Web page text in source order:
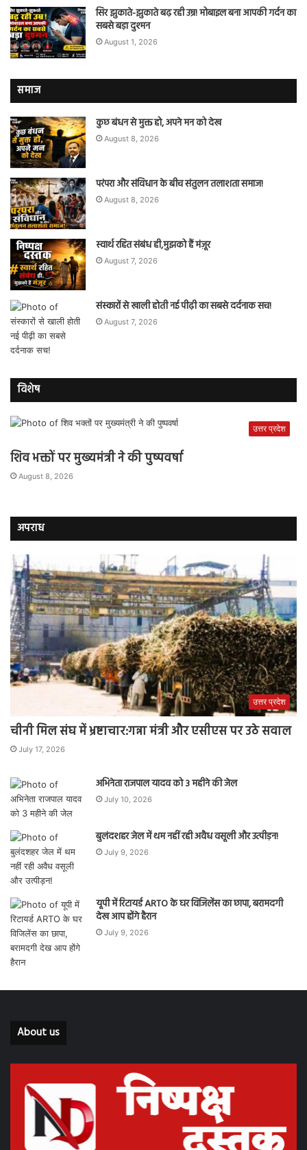
सिर झुकाते-झुकाते बढ़ रही उम्र! मोबाइल बना आपकी गर्दन का
सबसे बड़ा दुश्मन
August 1, 2026
समाज
कुछ बंधन से मुक्त हो, अपने मन को देख
August 8, 2026
परंपरा और संविधान के बीच संतुलन तलाशता समाज!
August 8, 2026
स्वार्थ रहित संबंध ही,मुझको हैं मंज़ूर
August 7, 2026
संस्कारों से खाली होती नई पीढ़ी का सबसे दर्दनाक सच!
August 7, 2026
विशेष
उत्तर प्रदेश
शिव भक्तों पर मुख्यमंत्री ने की पुष्पवर्षा
August 8, 2026
अपराध
उत्तर प्रदेश
चीनी मिल संघ में भ्रष्टाचार:गन्ना मंत्री और एसीएस पर उठे सवाल
July 17, 2026
अभिनेता राजपाल यादव को 3 महीने की जेल
July 10, 2026
बुलंदशहर जेल में थम नहीं रही अवैध वसूली और उत्पीड़न!
July 9, 2026
यूपी में रिटायर्ड ARTO के घर विजिलेंस का छापा, बरामदगी
देख आप होंगे हैरान
July 9, 2026
About us